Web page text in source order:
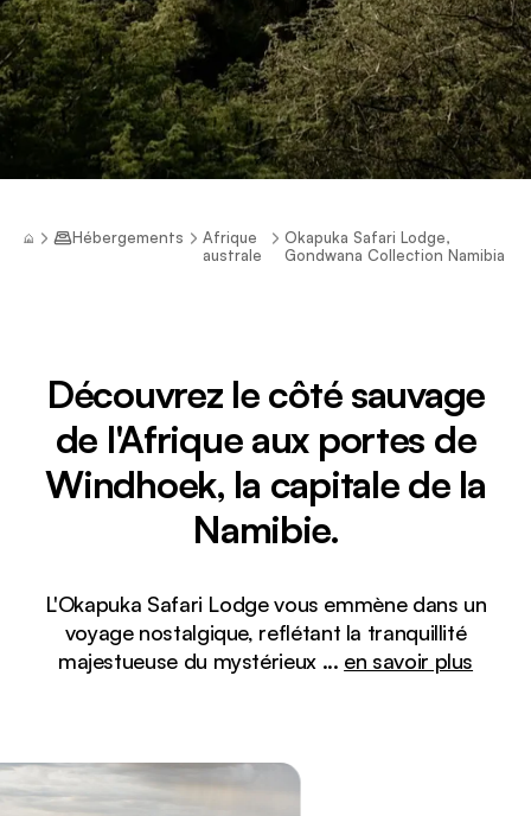
Hébergements
Afrique
australe
Okapuka Safari Lodge,
Gondwana Collection Namibia
Découvrez le côté sauvage
de l'Afrique aux portes de
Windhoek, la capitale de la
Namibie.
L'Okapuka Safari Lodge vous emmène dans un
voyage nostalgique, reflétant la tranquillité
majestueuse du mystérieux ... en savoir plus